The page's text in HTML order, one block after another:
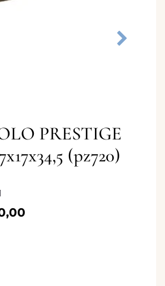
PRESTIGE
(pz720)